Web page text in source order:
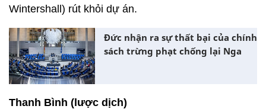
Wintershall) rút khỏi dự án.
Đức nhận ra sự thất bại của chính
sách trừng phạt chống lại Nga
Thanh Bình (lược dịch)